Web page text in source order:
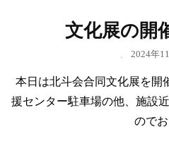
文化展の開
2024年
本日は北斗会合同文化展を開
援センター駐車場の他、施設
ので